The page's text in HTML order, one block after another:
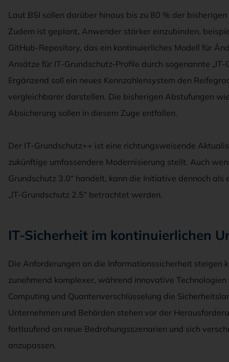
Laut BSI sollen darüber hinaus bis zu 80 % der
Zudem ist geplant, Anwender stärker einzubinden,
GitHub-Repository, das ein kontinuierliches Modell für
Ansätze für IT-Grundschutz-Profile durch sogenannte
Ergänzend soll ein neues Kennzahlensystem den
vergleichbarer darstellen. Die bisherigen Abstufungen
Absicherung sollen in diesem Zuge entfallen.
Der IT-Grundschutz++ ist eine richtungsweisende
zukünftige umfassendere Modernisierung stellt. Auch
Grundschutz 3.0“ handelt, kann die Initiative dennoch
„IT-Grundschutz 2.5“ betrachtet werden.
IT-Sicherheit im kontinuierlichen
Die Anforderungen an die Informationssicherheit steigen
zunehmend komplexer, während innovative
Computing und Quantenverschlüsselung die
Unternehmen und Behörden stehen vor der
fortlaufend an neue Bedrohungsszenarien und sich
anzupassen.